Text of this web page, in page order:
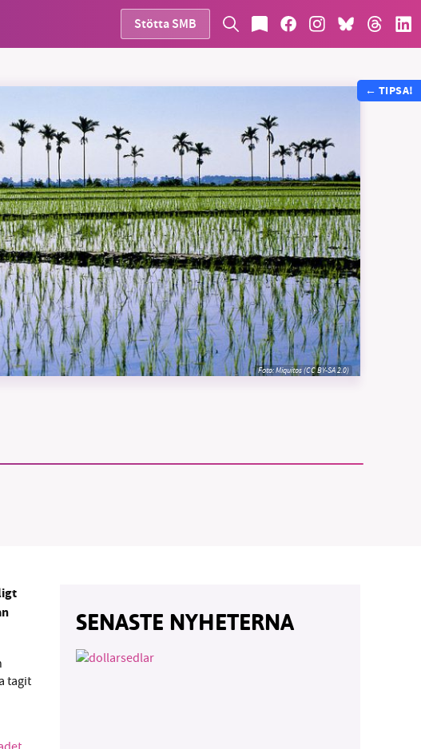
Stötta SMB
Foto:Miquitos (CC BY-SA 2.0)
tagit
SENASTE NYHETERNA
← TIPSA!
har vår
arbete –